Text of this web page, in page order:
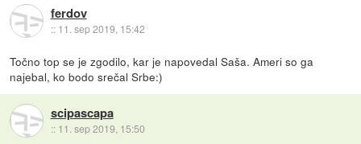
ferdov
:: 11. sep 2019, 15:42
Točno top se je zgodilo, kar je napovedal Saša. Ameri so ga
najebal, ko bodo srečal Srbe:)
scipascapa
:: 11. sep 2019, 15:50